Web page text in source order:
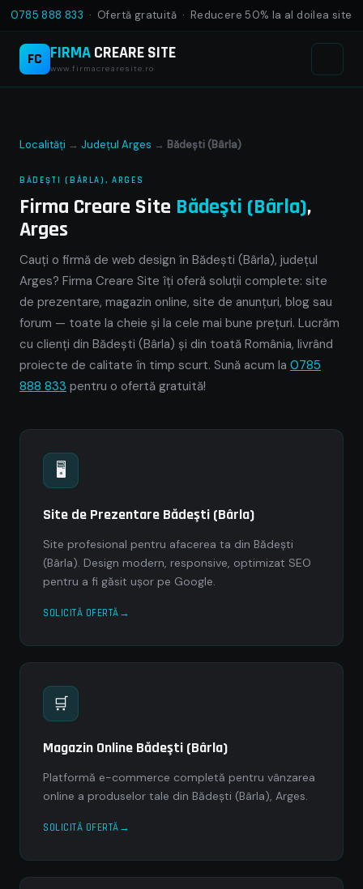
0785 888 833 · Ofertă gratuită · Reducere 50% la al doilea site
FC FIRMACREARE SITE
www.firmacrearesite.ro
Localități → Județul Arges → Bădeşti (Bârla)
BĂDEŞTI (BÂRLA), ARGES
Firma Creare Site Bădeşti (Bârla),
Arges
Cauți o firmă de web design în Bădeşti (Bârla), județul
Arges? Firma Creare Site îți oferă soluții complete: site
de prezentare, magazin online, site de anunțuri, blog sau
forum — toate la cheie și la cele mai bune prețuri. Lucrăm
cu clienți din Bădeşti (Bârla) și din toată România, livrând
proiecte de calitate în timp scurt. Sună acum la 0785
888 833 pentru o ofertă gratuită!
🖥
Site de Prezentare Bădeşti (Bârla)
Site profesional pentru afacerea ta din Bădeşti
(Bârla). Design modern, responsive, optimizat SEO
pentru a fi găsit ușor pe Google.
SOLICITĂ OFERTĂ
🛒
Magazin Online Bădeşti (Bârla)
Platformă e-commerce completă pentru vânzarea
online a produselor tale din Bădeşti (Bârla), Arges.
SOLICITĂ OFERTĂ